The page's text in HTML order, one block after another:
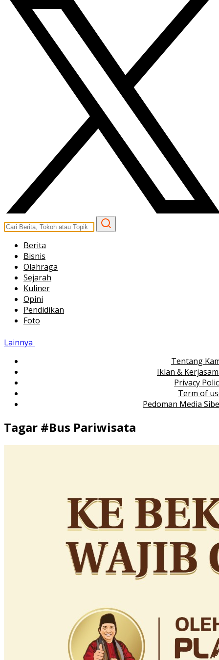
Berita
Bisnis
Olahraga
Sejarah
Kuliner
Opini
Pendidikan
Foto
Lainnya
Tentang
Iklan &
Privacy
Term of
Pedoman Media
Tagar #Bus Pariwisata